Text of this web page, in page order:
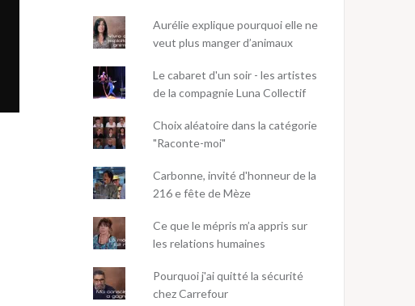
Aurélie explique pourquoi elle ne
veut plus manger d’animaux
Le cabaret d'un soir - les artistes
de la compagnie Luna Collectif
Choix aléatoire dans la catégorie
"Raconte-moi"
Carbonne, invité d'honneur de la
216 e fête de Mèze
Ce que le mépris m’a appris sur
les relations humaines
Pourquoi j'ai quitté la sécurité
chez Carrefour